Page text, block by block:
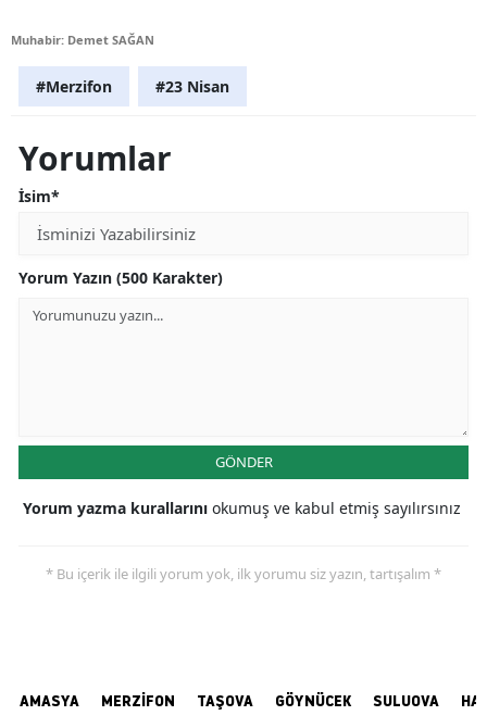
Muhabir: Demet SAĞAN
#Merzifon #23 Nisan
Yorumlar
İsim*
Yorum Yazın (500 Karakter)
GÖNDER
Yorum yazma kurallarını okumuş ve kabul etmiş sayılırsınız
* Bu içerik ile ilgili yorum yok, ilk yorumu siz yazın, tartışalım *
AMASYA MERZİFON TAŞOVA GÖYNÜCEK SULUOVA